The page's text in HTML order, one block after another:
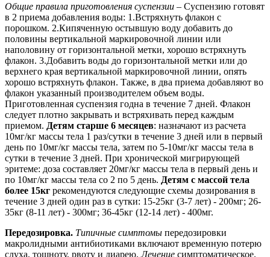
Общие правила приготовления суспензии – Суспензию готовят
в 2 приема добавления воды: 1.Встряхнуть флакон с
порошком. 2.Кипяченную остывшую воду добавить до
половины вертикальной маркировочной линии или
наполовину от горизонтальной метки, хорошо встряхнуть
флакон. 3.Добавить воды до горизонтальной метки или до
верхнего края вертикальной маркировочной линии, опять
хорошо встряхнуть флакон. Также, в два приема добавляют во
флакон указанный производителем объем воды.
Приготовленная суспензия годна в течение 7 дней. Флакон
следует плотно закрывать и встряхивать перед каждым
приемом. Детям cтарше 6 месяцев: назначают из расчета
10мг/кг массы тела 1 раз/сутки в течение 3 дней или в первый
день по 10мг/кг массы тела, затем по 5-10мг/кг массы тела в
сутки в течение 3 дней. При хронической мигрирующей
эритеме: доза составляет 20мг/кг массы тела в первый день и
по 10мг/кг массы тела со 2 по 5 день. Детям с массой тела
более 15кг рекомендуются следующие схемы дозирования в
течение 3 дней один раз в сутки: 15-25кг (3-7 лет) - 200мг; 26-
35кг (8-11 лет) - 300мг; 36-45кг (12-14 лет) - 400мг.
Передозировка. Типичные симптомы передозировки
макролидными антибиотиками включают временную потерю
слуха, тошноту, рвоту и диарею.Лечение симптоматическое.